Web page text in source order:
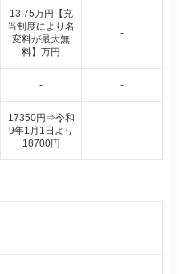
13.75万円【充
当制度により名
変料が最大無
料】万円
-
- -
17350円⇒令和
9年1月1日より
18700円
-